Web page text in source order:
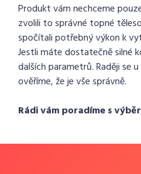
Produkt vám nechceme
zvolili to správné topné
spočítali potřebný výkon k
Jestli máte dostatečně silné
dalších parametrů. Raději se
ověříme, že je vše správně.
Rádi vám poradíme s